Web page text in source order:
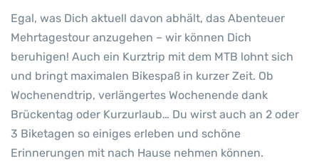
Egal, was Dich aktuell davon abhält, das Abenteuer
Mehrtagestour anzugehen – wir können Dich
beruhigen! Auch ein Kurztrip mit dem MTB lohnt sich
und bringt maximalen Bikespaß in kurzer Zeit. Ob
Wochenendtrip, verlängertes Wochenende dank
Brückentag oder Kurzurlaub… Du wirst auch an 2 oder
3 Biketagen so einiges erleben und schöne
Erinnerungen mit nach Hause nehmen können.